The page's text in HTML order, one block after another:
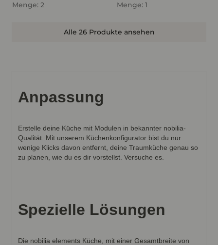
Menge: 2
Menge: 1
Alle 26 Produkte ansehen
Anpassung
Erstelle deine Küche mit Modulen in bekannter nobilia-
Qualität. Mit unserem Küchenkonfigurator bist du nur
wenige Klicks davon entfernt, deine Traumküche genau so
zu planen, wie du es dir vorstellst. Versuche es.
Spezielle Lösungen
Die nobilia elements Küche, mit einer Gesamtbreite von